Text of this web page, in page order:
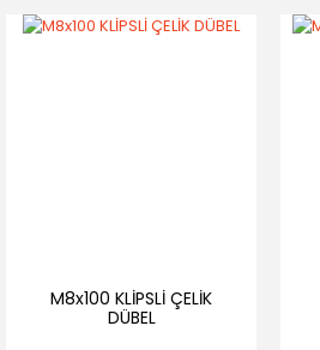
M8x100 KLİPSLİ ÇELİK
DÜBEL